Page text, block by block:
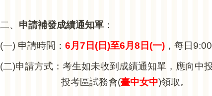
二、 申請補發成績通知單 ：
(一) 申請時間： 6月7日(日)至6月8日(一)，每日9:00
(二)申請方式：考生如未收到成績通知單，應向中
投考區試務會(臺中女中)領取。